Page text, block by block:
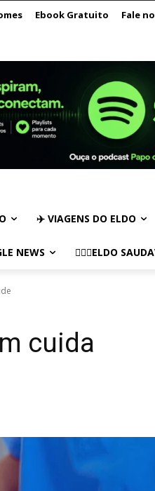
Ebook Gratuito Fale
✈️ VIAGENS DO ELDO
NEWS 🏃🏻‍♂️ELDO
cuida